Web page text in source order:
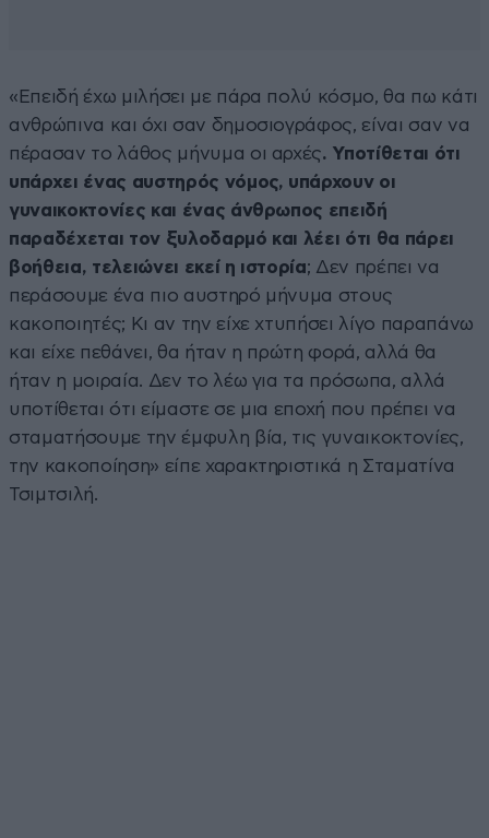
«Επειδή έχω μιλήσει με πάρα πολύ κόσμο, θα πω κάτι
ανθρώπινα και όχι σαν δημοσιογράφος, είναι σαν να
πέρασαν το λάθος μήνυμα οι αρχές. Υποτίθεται ότι
υπάρχει ένας αυστηρός νόμος, υπάρχουν οι
γυναικοκτονίες και ένας άνθρωπος επειδή
παραδέχεται τον ξυλοδαρμό και λέει ότι θα πάρει
βοήθεια, τελειώνει εκεί η ιστορία; Δεν πρέπει να
περάσουμε ένα πιο αυστηρό μήνυμα στους
κακοποιητές; Κι αν την είχε χτυπήσει λίγο παραπάνω
και είχε πεθάνει, θα ήταν η πρώτη φορά, αλλά θα
ήταν η μοιραία. Δεν το λέω για τα πρόσωπα, αλλά
υποτίθεται ότι είμαστε σε μια εποχή που πρέπει να
σταματήσουμε την έμφυλη βία, τις γυναικοκτονίες,
την κακοποίηση» είπε χαρακτηριστικά η Σταματίνα
Τσιμτσιλή.